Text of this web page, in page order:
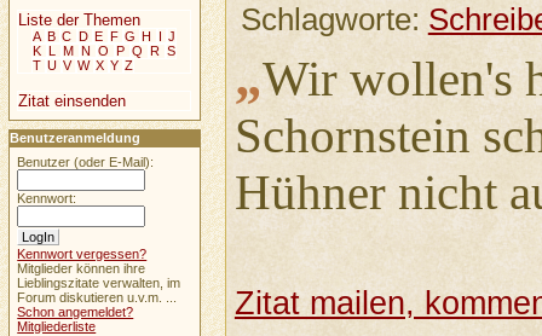
Schlagworte:
„Wir wollen's
Schornstein
Hühner nicht
Zitat mailen,
Liste der Themen
A B C D E F G H I J
K L M N O P Q R S
T U V W X Y Z
Zitat einsenden
Benutzeranmeldung
Benutzer (oder E-Mail):
Kennwort:
Kennwort vergessen?
Mitglieder können ihre
Lieblingszitate verwalten, im
Forum diskutieren u.v.m. ...
Schon angemeldet?
Mitgliederliste